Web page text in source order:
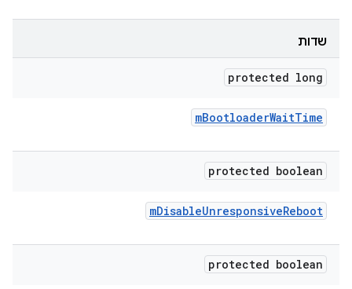
שדות
protected long
mBootloaderWaitTime
protected boolean
mDisableUnresponsiveReboot
protected boolean